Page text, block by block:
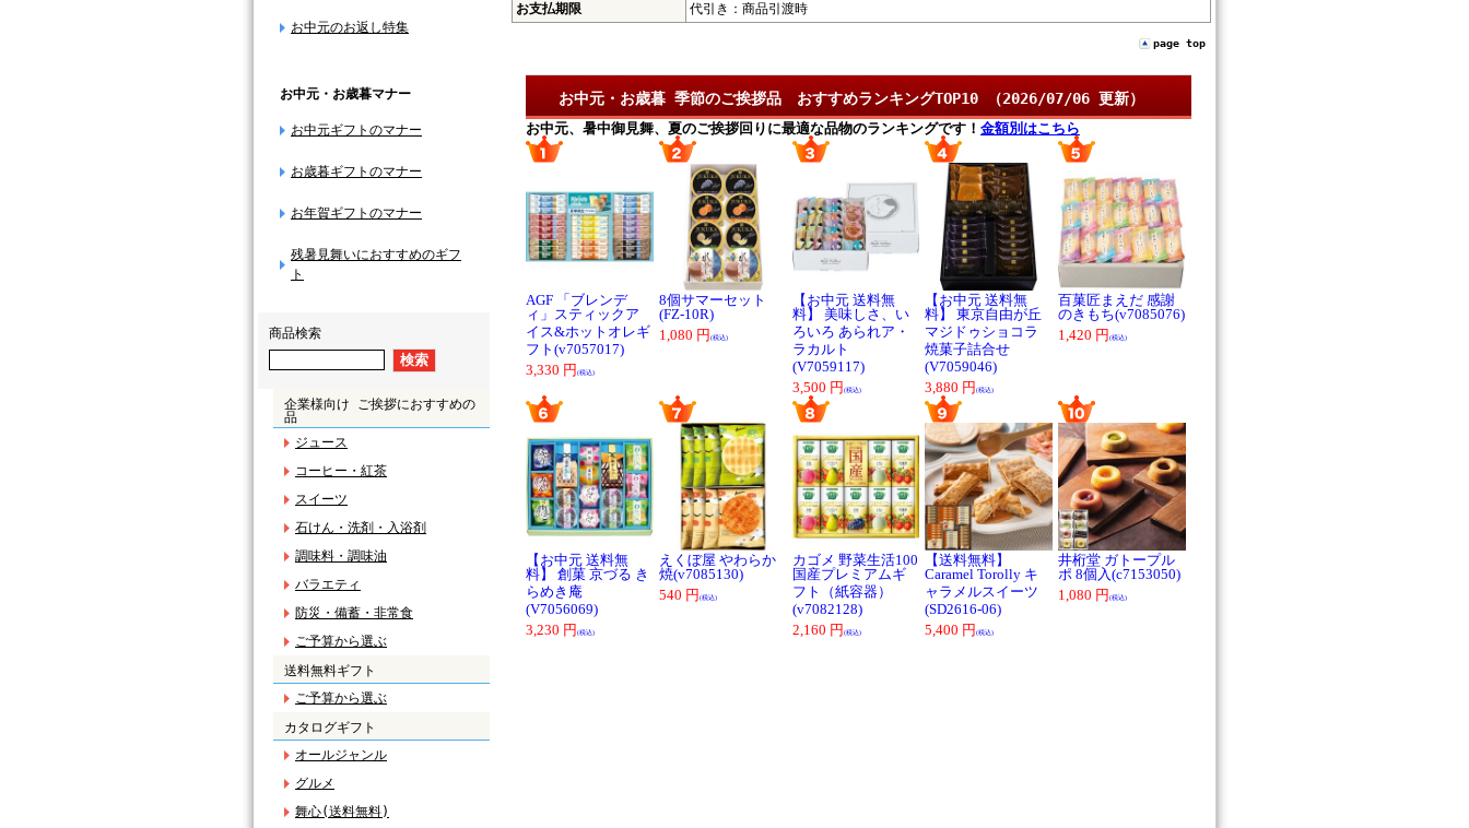
お中元のお返し特集
お中元・お歳暮マナー
お中元ギフトのマナー
お歳暮ギフトのマナー
お年賀ギフトのマナー
残暑見舞いにおすすめのギフ
ト
商品検索
企業様向け ご挨拶におすすめの
品
ジュース
コーヒー・紅茶
スイーツ
石けん・洗剤・入浴剤
調味料・調味油
バラエティ
防災・備蓄・非常食
ご予算から選ぶ
送料無料ギフト
ご予算から選ぶ
カタログギフト
オールジャンル
グルメ
舞心(送料無料)
お支払期限
代引き：商品引渡時
page top